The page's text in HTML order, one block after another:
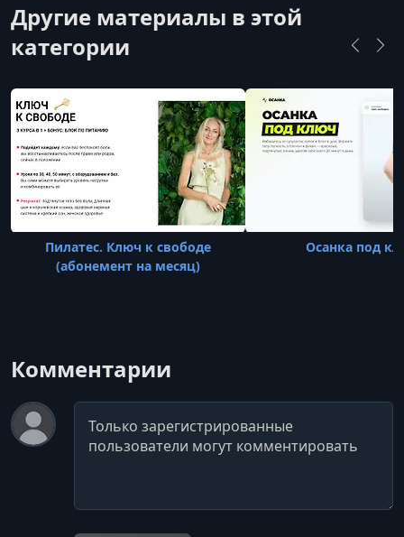
Другие материалы в этой
категории
Пилатес. Ключ к свободе
(абонемент на месяц)
Осанка под
Комментарии
Комментарий